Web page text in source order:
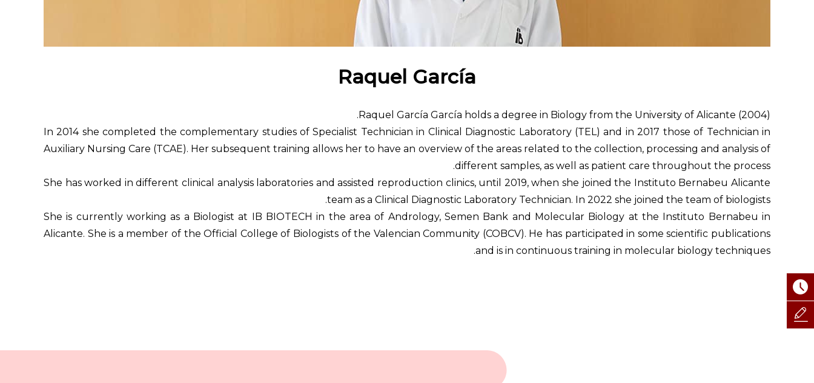
Raquel García
Raquel García García holds a degree in Biology from the University of Alicante (2004).
In 2014 she completed the complementary studies of Specialist Technician in Clinical Diagnostic Laboratory (TEL) and in 2017 those of Technician in
Auxiliary Nursing Care (TCAE). Her subsequent training allows her to have an overview of the areas related to the collection, processing and analysis of
different samples, as well as patient care throughout the process.
She has worked in different clinical analysis laboratories and assisted reproduction clinics, until 2019, when she joined the Instituto Bernabeu Alicante
team as a Clinical Diagnostic Laboratory Technician. In 2022 she joined the team of biologists.
She is currently working as a Biologist at IB BIOTECH in the area of Andrology, Semen Bank and Molecular Biology at the Instituto Bernabeu in
Alicante. She is a member of the Official College of Biologists of the Valencian Community (COBCV). He has participated in some scientific publications
and is in continuous training in molecular biology techniques.